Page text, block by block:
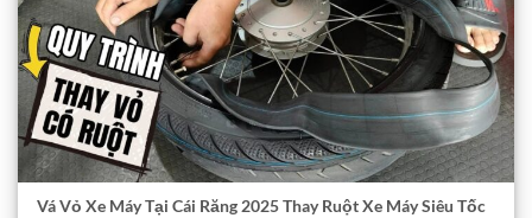
Vá Vỏ Xe Máy Tại Cái Răng 2025 Thay Ruột Xe Máy Siêu Tốc